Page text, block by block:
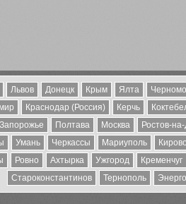
Львов Донецк Крым Ялта
Краснодар (Россия) Керчь
Запорожье Полтава Москва
Ростов-
Умань Черкассы Мариуполь
Ровно Ахтырка Ужгород
Кременчуг
Староконстантинов
Тернополь